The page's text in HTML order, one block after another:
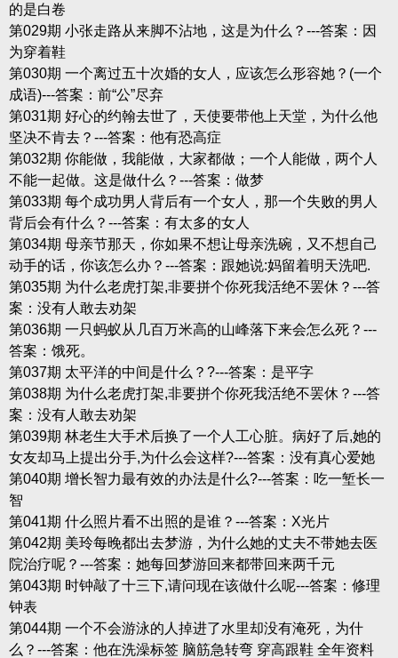
的是白卷
第029期 小张走路从来脚不沾地，这是为什么？---答案：因
为穿着鞋
第030期 一个离过五十次婚的女人，应该怎么形容她？(一个
成语)---答案：前“公”尽弃
第031期 好心的约翰去世了，天使要带他上天堂，为什么他
坚决不肯去？---答案：他有恐高症
第032期 你能做，我能做，大家都做；一个人能做，两个人
不能一起做。这是做什么？---答案：做梦
第033期 每个成功男人背后有一个女人，那一个失败的男人
背后会有什么？---答案：有太多的女人
第034期 母亲节那天，你如果不想让母亲洗碗，又不想自己
动手的话，你该怎么办？---答案：跟她说:妈留着明天洗吧.
第035期 为什么老虎打架,非要拼个你死我活绝不罢休？---答
案：没有人敢去劝架
第036期 一只蚂蚁从几百万米高的山峰落下来会怎么死？---
答案：饿死。
第037期 太平洋的中间是什么？?---答案：是平字
第038期 为什么老虎打架,非要拼个你死我活绝不罢休？---答
案：没有人敢去劝架
第039期 林老生大手术后换了一个人工心脏。病好了后,她的
女友却马上提出分手,为什么会这样?---答案：没有真心爱她
第040期 增长智力最有效的办法是什么?---答案：吃一堑长一
智
第041期 什么照片看不出照的是谁？---答案：X光片
第042期 美玲每晚都出去梦游，为什么她的丈夫不带她去医
院治疗呢？---答案：她每回梦游回来都带回来两千元
第043期 时钟敲了十三下,请问现在该做什么呢---答案：修理
钟表
第044期 一个不会游泳的人掉进了水里却没有淹死，为什
么？---答案：他在洗澡标签 脑筋急转弯 穿高跟鞋 全年资料